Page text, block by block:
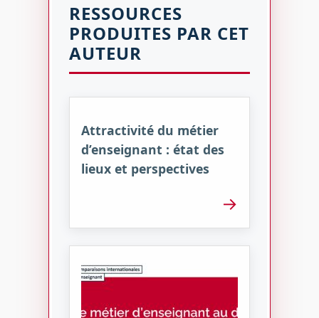
RESSOURCES
PRODUITES PAR CET
AUTEUR
Attractivité du métier
d’enseignant : état des
lieux et perspectives
→